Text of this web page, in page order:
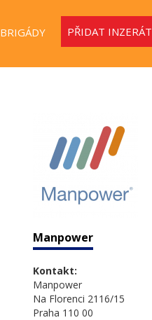
BRIGÁDY PŘIDAT INZERÁT
Manpower
Kontakt:
Manpower
Na Florenci 2116/15
Praha 110 00